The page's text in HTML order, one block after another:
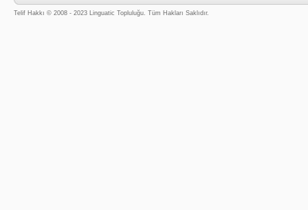
Telif Hakkı © 2008 - 2023 Linguatic Topluluğu. Tüm Hakları Saklıdır.